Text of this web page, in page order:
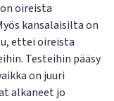
oireista
kansalaisilta on
ettei oireista
Testeihin pääsy
on juuri
alkaneet jo